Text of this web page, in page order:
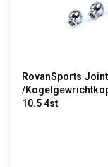
RovanSports
/Kogelgewrichtkop 2 φ10 ×
10.5 4st